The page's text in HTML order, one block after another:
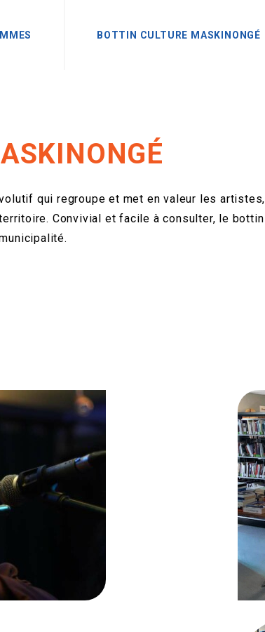
BOTTIN CULTURE MASKINONGÉ
qui regroupe et met en valeur les artistes,
Convivial et facile à consulter, le bottin